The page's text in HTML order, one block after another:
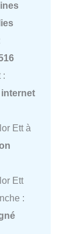
:
Ett à
Ett
: